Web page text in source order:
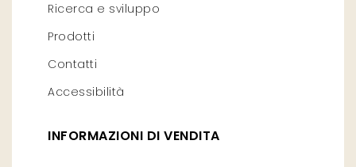
Ricerca e sviluppo
Prodotti
Contatti
Accessibilità
INFORMAZIONI DI VENDITA